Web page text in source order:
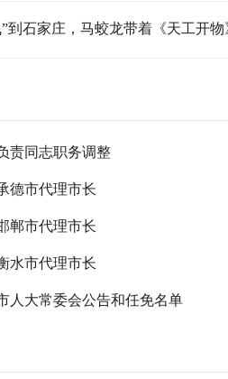
到石家庄，马蛟龙带着《天工开
责同志职务调整
德市代理市长
郸市代理市长
水市代理市长
人大常委会公告和任免名单